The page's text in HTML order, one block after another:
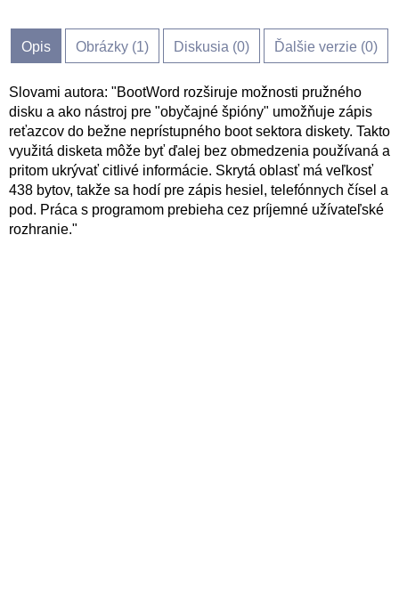
Opis Obrázky (1) Diskusia (0) Ďalšie verzie (0)
Slovami autora: "BootWord rozširuje možnosti pružného
disku a ako nástroj pre "obyčajné špióny" umožňuje zápis
reťazcov do bežne neprístupného boot sektora diskety. Takto
využitá disketa môže byť ďalej bez obmedzenia používaná a
pritom ukrývať citlivé informácie. Skrytá oblasť má veľkosť
438 bytov, takže sa hodí pre zápis hesiel, telefónnych čísel a
pod. Práca s programom prebieha cez príjemné užívateľské
rozhranie."